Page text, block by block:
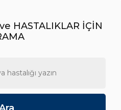
HASTALIKLAR İÇİN